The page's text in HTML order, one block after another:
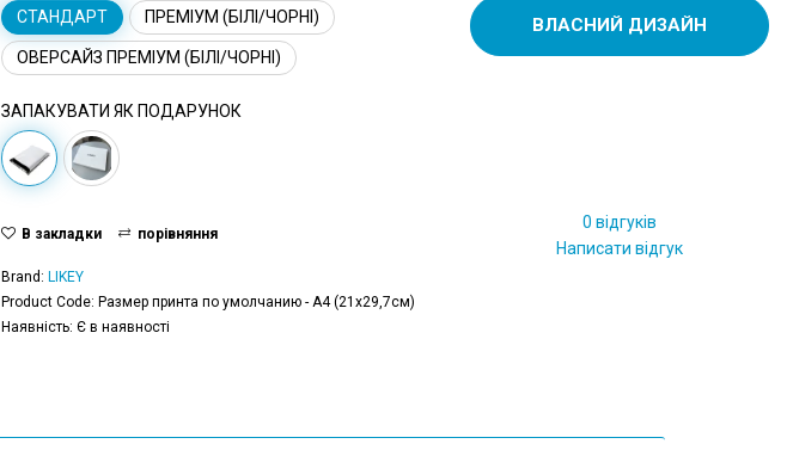
СТАНДАРТ
ПРЕМІУМ (БІЛІ/ЧОРНІ)
ОВЕРСАЙЗ ПРЕМІУМ (БІЛІ/ЧОРНІ)
ЗАПАКУВАТИ ЯК ПОДАРУНОК
ВЛАСНИЙ ДИЗАЙН
В закладки порівняння
Brand: LIKEY
Product Code: Размер принта по умолчанию - А4 (21x29,7см)
Наявність: Є в наявності
0 відгуків
Написати відгук